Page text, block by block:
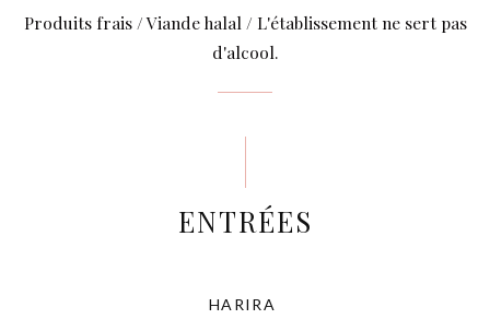
Produits frais / Viande halal / L'établissement ne sert pas
d'alcool.
ENTRÉES
HARIRA